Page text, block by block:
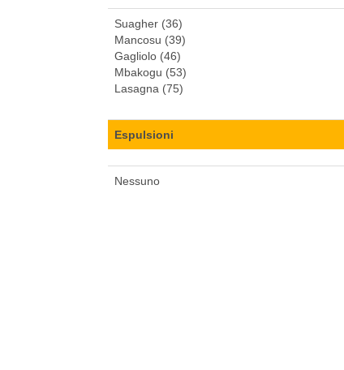
Suagher (36)
Mancosu (39)
Gagliolo (46)
Mbakogu (53)
Lasagna (75)
Espulsioni
Nessuno